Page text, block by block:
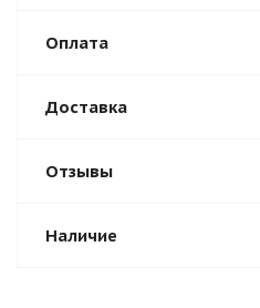
Оплата
Доставка
Отзывы
Наличие